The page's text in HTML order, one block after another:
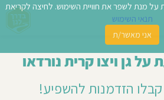
על גן ויצו קרית נורדאו
הזדמנות להשפיע!
על מנת לשפר את חוויית השימוש. לחיצה לקריאת
תנאי השימוש
אני מאשר/ת